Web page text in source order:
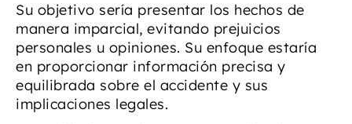
Su objetivo sería presentar los hechos de
manera imparcial, evitando prejuicios
personales u opiniones. Su enfoque estaría
en proporcionar información precisa y
equilibrada sobre el accidente y sus
implicaciones legales.